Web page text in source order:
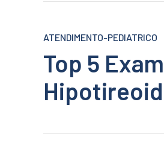
ATENDIMENTO-PEDIATRICO
Top 5